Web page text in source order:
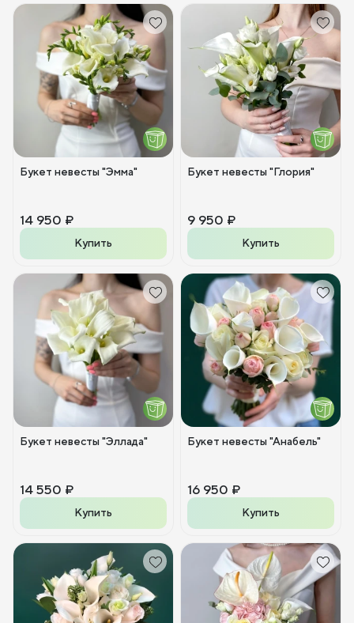
Букет невесты "Эмма"
14 950 ₽
Купить
Букет невесты "Глория"
9 950 ₽
Купить
Букет невесты "Эллада"
14 550 ₽
Купить
Букет невесты "Анабель"
16 950 ₽
Купить